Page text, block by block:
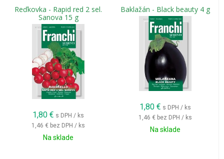
Reďkovka - Rapid red 2 sel.
Sanova 15 g
1,80 € s DPH / ks
1,46 € bez DPH / ks
Na sklade
Baklažán - Black beauty 4 g
1,80 € s DPH / ks
1,46 € bez DPH / ks
Na sklade